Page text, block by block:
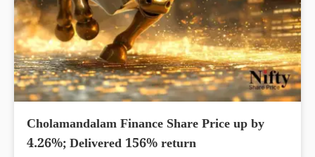
Cholamandalam Finance Share Price up by
4.26%; Delivered 156% return